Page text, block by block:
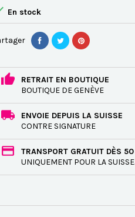
En stock
RETRAIT EN BOUTIQUE
BOUTIQUE DE GENÈVE
ENVOIE DEPUIS LA SUISSE
CONTRE SIGNATURE
TRANSPORT GRATUIT DÈS 50
UNIQUEMENT POUR LA SUISSE.